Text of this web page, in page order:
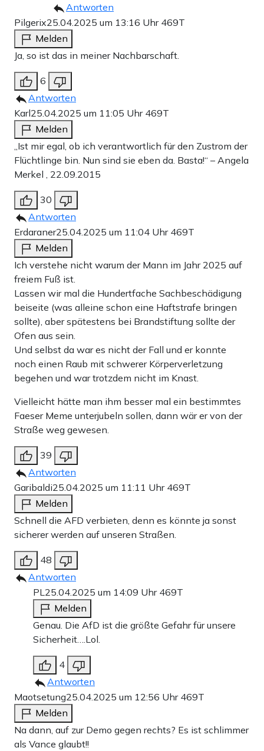
Antworten
Pilgerix25.04.2025 um 13:16 Uhr 469T
Melden
Ja, so ist das in meiner Nachbarschaft.
6
Antworten
Karl25.04.2025 um 11:05 Uhr 469T
Melden
„Ist mir egal, ob ich verantwortlich für den Zustrom der
Flüchtlinge bin. Nun sind sie eben da. Basta!“ – Angela
Merkel , 22.09.2015
30
Antworten
Erdaraner25.04.2025 um 11:04 Uhr 469T
Melden
Ich verstehe nicht warum der Mann im Jahr 2025 auf
freiem Fuß ist.
Lassen wir mal die Hundertfache Sachbeschädigung
beiseite (was alleine schon eine Haftstrafe bringen
sollte), aber spätestens bei Brandstiftung sollte der
Ofen aus sein.
Und selbst da war es nicht der Fall und er konnte
noch einen Raub mit schwerer Körperverletzung
begehen und war trotzdem nicht im Knast.
Vielleicht hätte man ihm besser mal ein bestimmtes
Faeser Meme unterjubeln sollen, dann wär er von der
Straße weg gewesen.
39
Antworten
Garibaldi25.04.2025 um 11:11 Uhr 469T
Melden
Schnell die AFD verbieten, denn es könnte ja sonst
sicherer werden auf unseren Straßen.
48
Antworten
PL25.04.2025 um 14:09 Uhr 469T
Melden
Genau. Die AfD ist die größte Gefahr für unsere
Sicherheit….Lol.
4
Antworten
Maotsetung25.04.2025 um 12:56 Uhr 469T
Melden
Na dann, auf zur Demo gegen rechts? Es ist schlimmer
als Vance glaubt!!